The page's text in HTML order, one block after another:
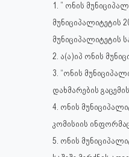
1. ” ონის
მუნიციპალიტეტის
მუნიციპალიტეტის
2. ა(ა)იპ ონის
3. “ონის
დახმარების
4. ონის
კომისიის
5. ონის